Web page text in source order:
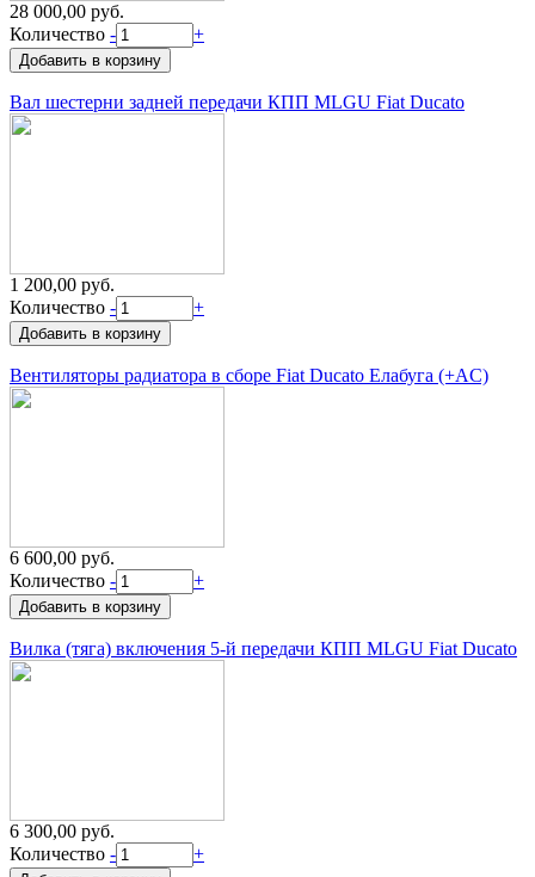
28 000,00 руб.
Количество - +
Вал шестерни задней передачи КПП MLGU Fiat Ducato
1 200,00 руб.
Количество - +
Вентиляторы радиатора в сборе Fiat Ducato Елабуга (+AC)
6 600,00 руб.
Количество - +
Вилка (тяга) включения 5-й передачи КПП MLGU Fiat Ducato
6 300,00 руб.
Количество - +